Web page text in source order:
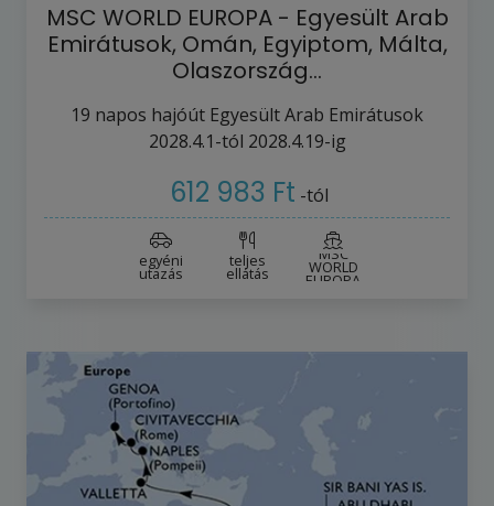
MSC WORLD EUROPA - Egyesült Arab
Emirátusok, Omán, Egyiptom, Málta,
Olaszország…
19 napos hajóút Egyesült Arab Emirátusok
2028.4.1-tól 2028.4.19-ig
612 983 Ft -tól
egyéni
utazás
teljes
ellátás
MSC
WORLD
EUROPA